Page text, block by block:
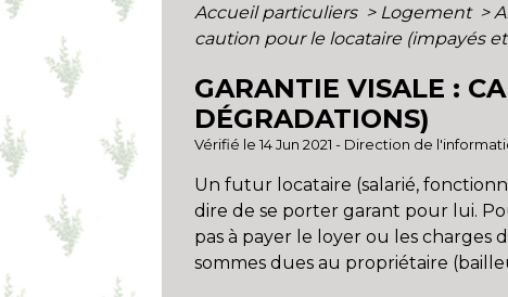
Accueil particuliers > Logement >
caution pour le locataire (impayés
GARANTIE VISALE :
DÉGRADATIONS)
Vérifié le 14 Jun 2021 - Direction de
Un futur locataire (salarié,
dire de se porter garant pour lui.
pas à payer le loyer ou les charges
sommes dues au propriétaire